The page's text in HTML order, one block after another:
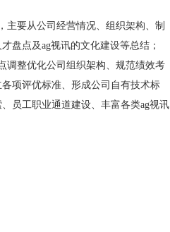
主要从公司经营情况、组织架构、制
盘点及ag视讯的文化建设等总结；
调整优化公司组织架构、规范绩效考
项评优标准、形成公司自有技术标
员工职业通道建设、丰富各类ag视讯